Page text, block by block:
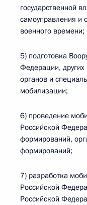
государственной
самоуправления и
военного времени;
5) подготовка
Федерации,
органов и
мобилизации;
6) проведение
Российской
формирований,
формирований;
7) разработка
Российской
Российской